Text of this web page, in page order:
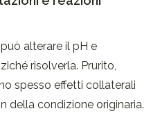
alterare il pH e
risolverla. Prurito,
spesso effetti collaterali
della condizione originaria.